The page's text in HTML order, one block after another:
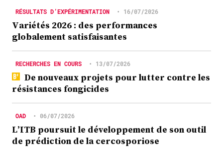
RÉSULTATS D’EXPÉRIMENTATION • 16/07/2026
Variétés 2026 : des performances
globalement satisfaisantes
RECHERCHES EN COURS • 13/07/2026
De nouveaux projets pour lutter contre les
résistances fongicides
OAD • 06/07/2026
L’ITB poursuit le développement de son outil
de prédiction de la cercosporiose